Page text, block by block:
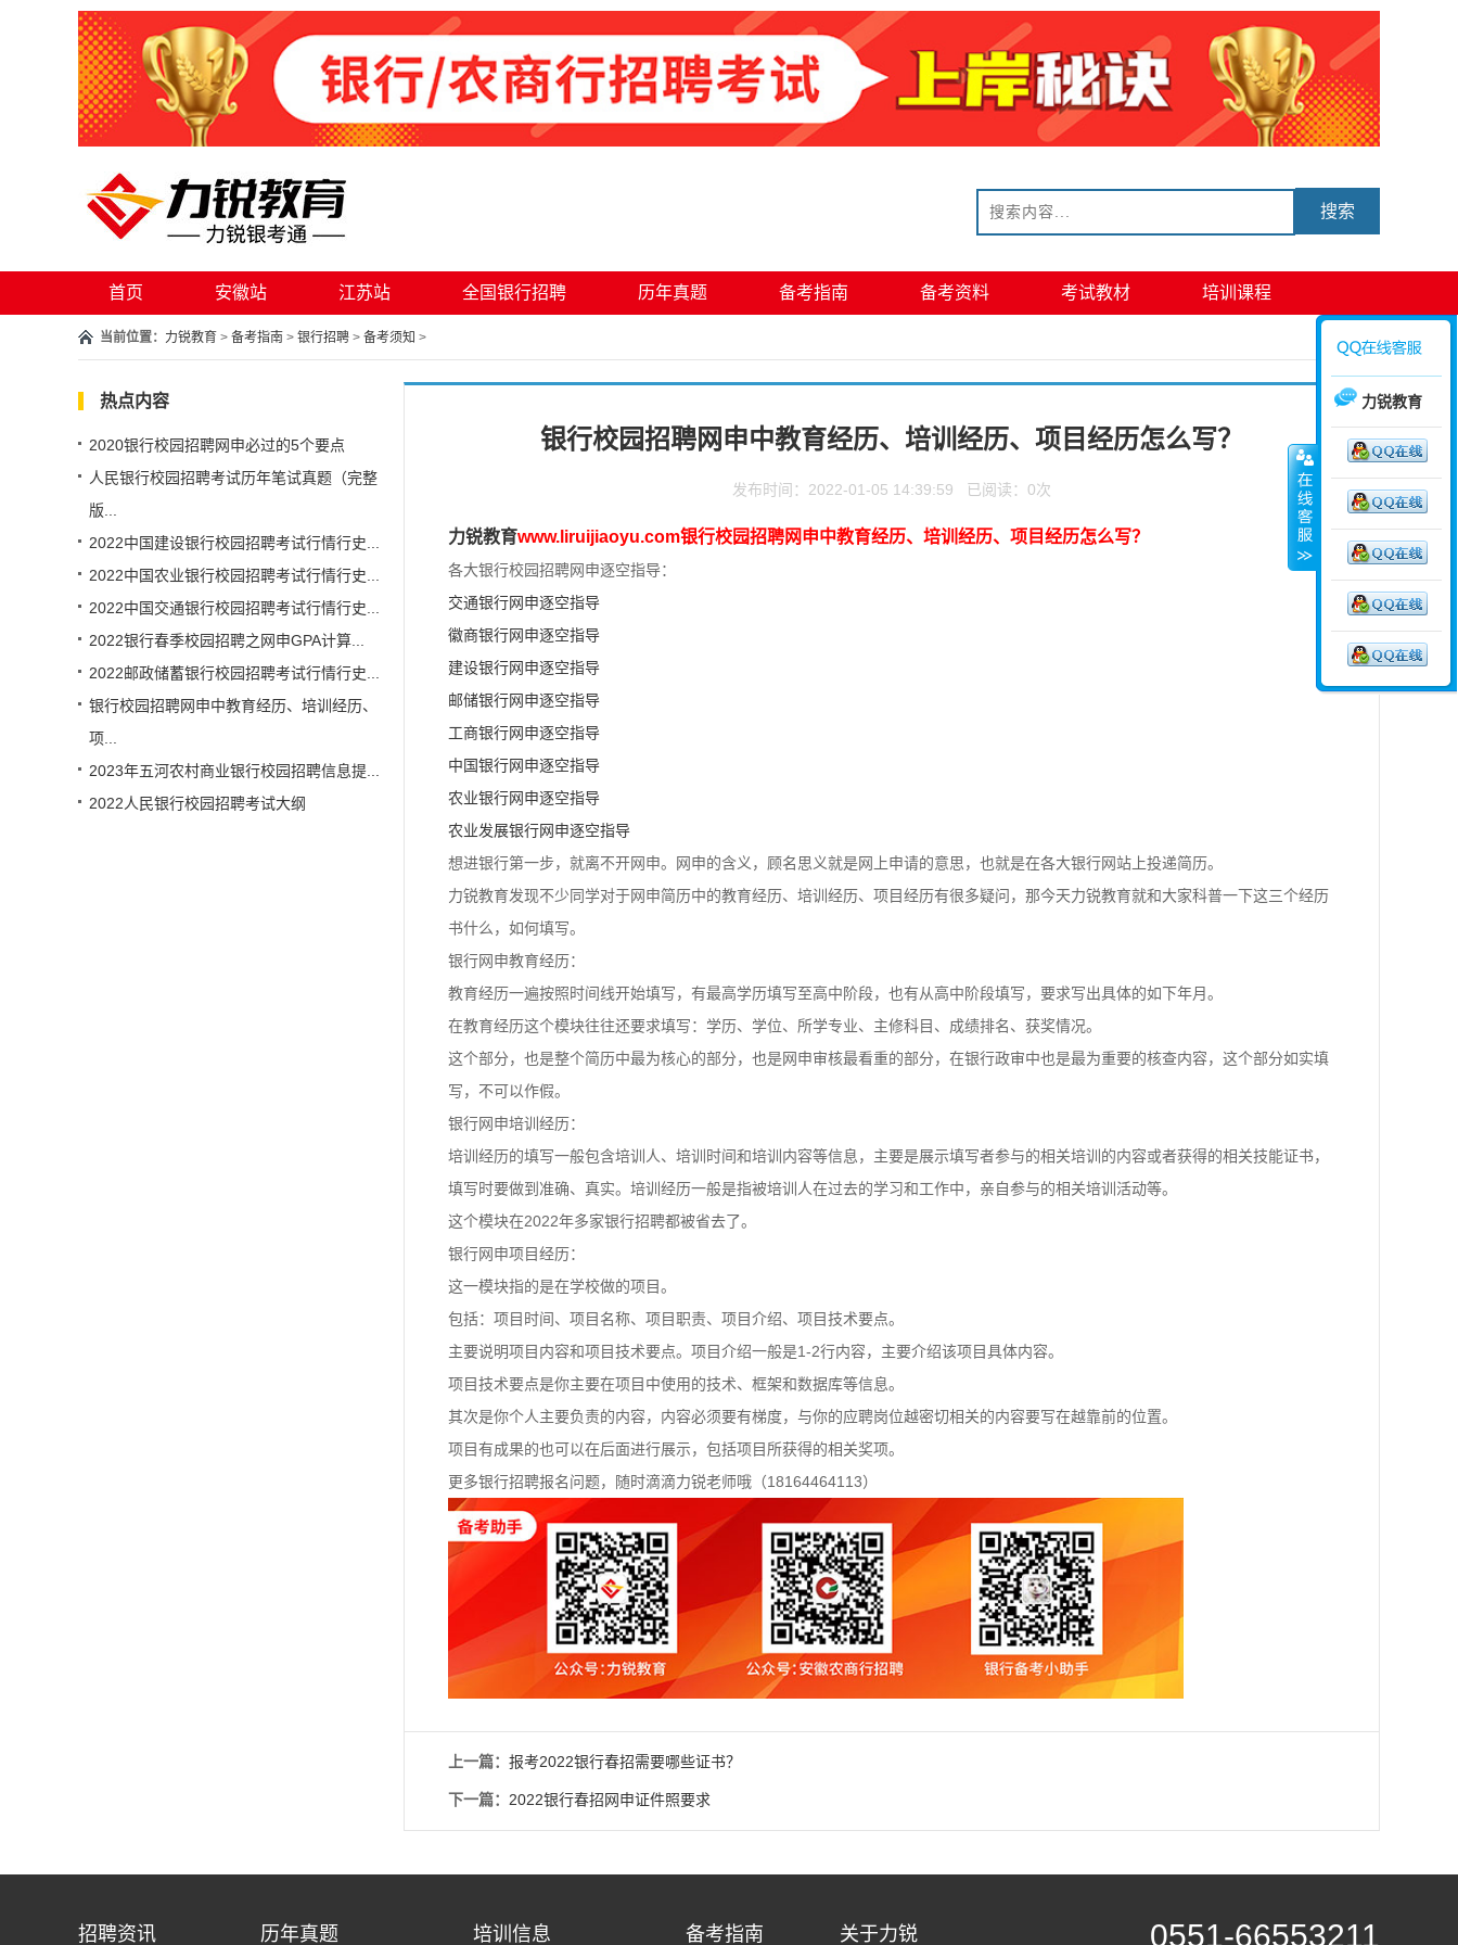
搜索
首页 安徽站 江苏站 全国银行招聘 历年真题 备考指南 备考资料 考试教材 培训课程
当前位置： 力锐教育 > 备考指南 > 银行招聘 > 备考须知 >
热点内容
2020银行校园招聘网申必过的5个要点
人民银行校园招聘考试历年笔试真题（完整
版...
2022中国建设银行校园招聘考试行情行史...
2022中国农业银行校园招聘考试行情行史...
2022中国交通银行校园招聘考试行情行史...
2022银行春季校园招聘之网申GPA计算...
2022邮政储蓄银行校园招聘考试行情行史...
银行校园招聘网申中教育经历、培训经历、
项...
2023年五河农村商业银行校园招聘信息提...
2022人民银行校园招聘考试大纲
银行校园招聘网申中教育经历、培训经历、项目经历怎么写？
发布时间：2022-01-05 14:39:59 已阅读： 0次
力锐教育www.liruijiaoyu.com银行校园招聘网申中教育经历、培训经历、项目经历怎么写？
各大银行校园招聘网申逐空指导：
交通银行网申逐空指导
徽商银行网申逐空指导
建设银行网申逐空指导
邮储银行网申逐空指导
工商银行网申逐空指导
中国银行网申逐空指导
农业银行网申逐空指导
农业发展银行网申逐空指导
想进银行第一步，就离不开网申。网申的含义，顾名思义就是网上申请的意思，也就是在各大银行网站上投递简历。
力锐教育发现不少同学对于网申简历中的教育经历、培训经历、项目经历有很多疑问，那今天力锐教育就和大家科普一下这三个经历
书什么，如何填写。
银行网申教育经历：
教育经历一遍按照时间线开始填写，有最高学历填写至高中阶段，也有从高中阶段填写，要求写出具体的如下年月。
在教育经历这个模块往往还要求填写：学历、学位、所学专业、主修科目、成绩排名、获奖情况。
这个部分，也是整个简历中最为核心的部分，也是网申审核最看重的部分，在银行政审中也是最为重要的核查内容，这个部分如实填
写，不可以作假。
银行网申培训经历：
培训经历的填写一般包含培训人、培训时间和培训内容等信息，主要是展示填写者参与的相关培训的内容或者获得的相关技能证书，
填写时要做到准确、真实。培训经历一般是指被培训人在过去的学习和工作中，亲自参与的相关培训活动等。
这个模块在2022年多家银行招聘都被省去了。
银行网申项目经历：
这一模块指的是在学校做的项目。
包括：项目时间、项目名称、项目职责、项目介绍、项目技术要点。
主要说明项目内容和项目技术要点。项目介绍一般是1-2行内容，主要介绍该项目具体内容。
项目技术要点是你主要在项目中使用的技术、框架和数据库等信息。
其次是你个人主要负责的内容，内容必须要有梯度，与你的应聘岗位越密切相关的内容要写在越靠前的位置。
项目有成果的也可以在后面进行展示，包括项目所获得的相关奖项。
更多银行招聘报名问题，随时滴滴力锐老师哦（18164464113）
上一篇： 报考2022银行春招需要哪些证书？
下一篇： 2022银行春招网申证件照要求
招聘资讯 历年真题 培训信息 备考指南 关于力锐 0551-66553211
力锐教育